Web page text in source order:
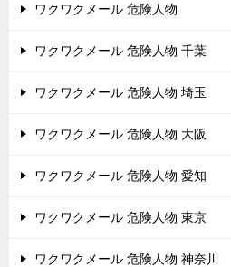
ワクワクメール 危険人物
ワクワクメール 危険人物 千葉
ワクワクメール 危険人物 埼玉
ワクワクメール 危険人物 大阪
ワクワクメール 危険人物 愛知
ワクワクメール 危険人物 東京
ワクワクメール 危険人物 神奈川